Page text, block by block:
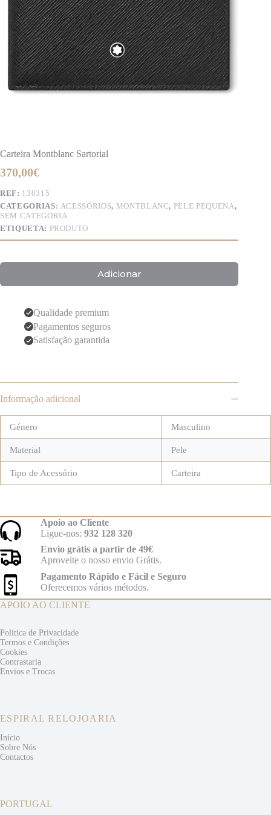
Carteira Montblanc Sartorial
370,00€
REF: 130315
CATEGORIAS: ACESSÓRIOS, MONTBLANC, PELE PEQUENA,
SEM CATEGORIA
ETIQUETA: PRODUTO
Adicionar
Qualidade premium
Pagamentos seguros
Satisfação garantida
Informação adicional
Género Masculino
Material Pele
Tipo de Acessório Carteira
Apoio ao Cliente
Ligue-nos: 932 128 320
Envio grátis a partir de 49€
Aproveite o nosso envio Grátis.
Pagamento Rápido e Fácil e Seguro
Oferecemos vários métodos.
APOIO AO CLIENTE
Politica de Privacidade
Termos e Condições
Cookies
Contrastaria
Envios e Trocas
ESPIRAL RELOJOARIA
Início
Sobre Nós
Contactos
PORTUGAL